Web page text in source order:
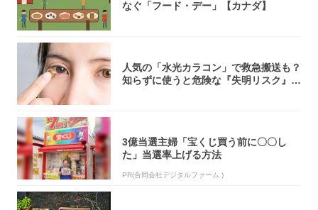
なぐ「フード・デー」【カナダ】
人気の「水光カラコン」で救急搬送も？
知らずに使うと危険な『失明リスク』と
3億当選主婦「宝くじ買う前に〇〇し
た」当選率上げる方法
PR(合同会社デジタルファーム )